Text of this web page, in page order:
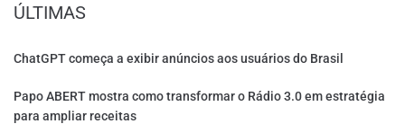
ÚLTIMAS
ChatGPT começa a exibir anúncios aos usuários do Brasil
Papo ABERT mostra como transformar o Rádio 3.0 em estratégia
para ampliar receitas